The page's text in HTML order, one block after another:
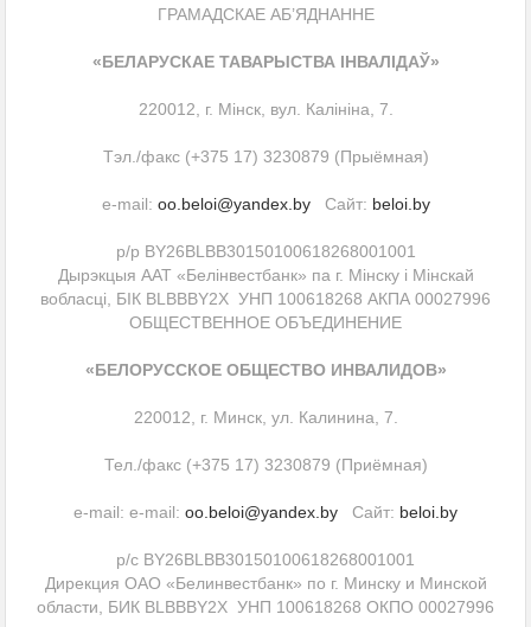
ГРАМАДСКАЕ АБ’ЯДНАННЕ
«БЕЛАРУСКАЕ ТАВАРЫСТВА ІНВАЛІДАЎ»
220012, г. Мінск, вул. Калініна, 7.
Тэл./факс (+375 17) 3230879 (Прыёмная)
e-mail: oo.beloi@yandex.byСайт: beloi.by
р/р BY26BLBB30150100618268001001
Дырэкцыя ААТ «Белінвестбанк» па г. Мінску і Мінскай
вобласці, БІК BLBBBY2X УНП 100618268 АКПА 00027996
ОБЩЕСТВЕННОЕ ОБЪЕДИНЕНИЕ
«БЕЛОРУССКОЕ ОБЩЕСТВО ИНВАЛИДОВ»
220012, г. Минск, ул. Калинина, 7.
Тел./факс (+375 17) 3230879 (Приёмная)
e-mail: e-mail: oo.beloi@yandex.by Сайт: beloi.by
р/с BY26BLBB30150100618268001001
Дирекция ОАО «Белинвестбанк» по г. Минску и Минской
области, БИК BLBBBY2X УНП 100618268 ОКПО 00027996